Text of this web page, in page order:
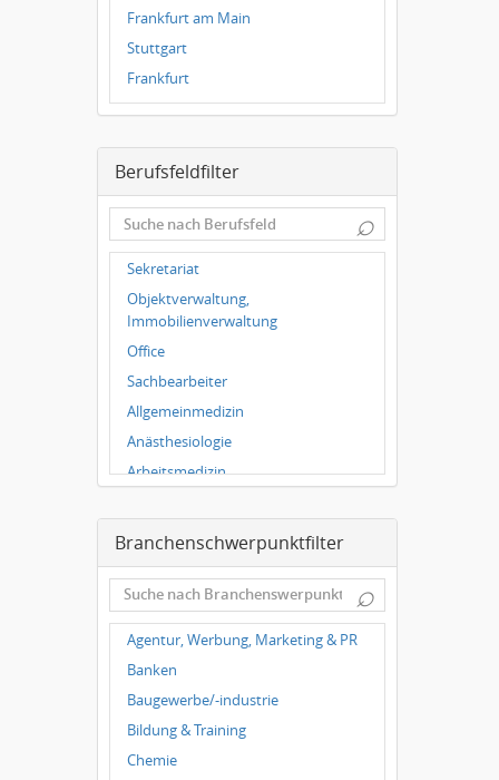
Frankfurt am Main
Stuttgart
Frankfurt
Dresden
Leipzig
Dortmund
Wuppertal
Hallbergmoos
Würzburg
Grünwald
Ulm
Bielefeld
Hannover
Duisburg
Berufsfeldfilter
⌕
Sekretariat
Objektverwaltung,
Immobilienverwaltung
Office
Sachbearbeiter
Allgemeinmedizin
Anästhesiologie
Arbeitsmedizin
Chirurgie
Frauenheilkunde, Geburtshilfe
Hals-Nasen-Ohrenheilkunde
Hautkrankheiten,
Geschlechtskrankheiten
Hygienemedizin, Umweltmedizin
Innere Medizin
Kieferchirurgie, Mundchirurgie,
Gesichtschirurgie
Branchenschwerpunktfilter
⌕
Agentur, Werbung, Marketing & PR
Banken
Baugewerbe/-industrie
Bildung & Training
Chemie